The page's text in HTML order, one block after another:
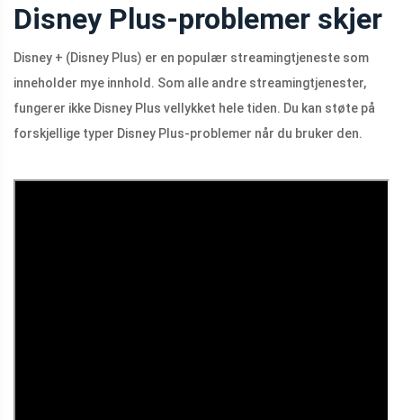
Disney Plus-problemer skjer
Disney + (Disney Plus) er en populær streamingtjeneste som
inneholder mye innhold. Som alle andre streamingtjenester,
fungerer ikke Disney Plus vellykket hele tiden. Du kan støte på
forskjellige typer Disney Plus-problemer når du bruker den.